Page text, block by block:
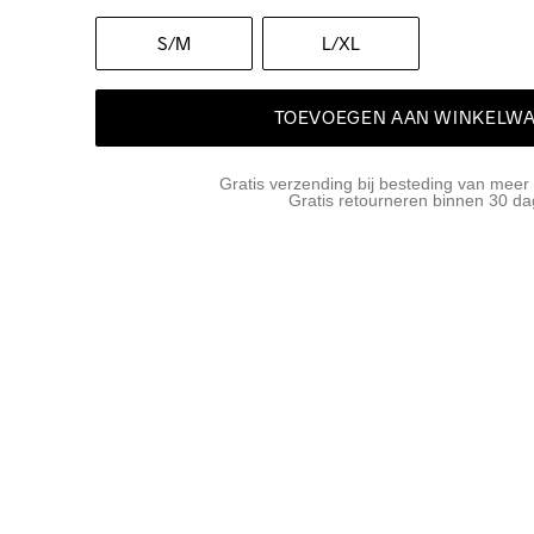
S/M L/XL
TOEVOEGEN AAN
Gratis verzending bij besteding van meer
Gratis retourneren binnen 30